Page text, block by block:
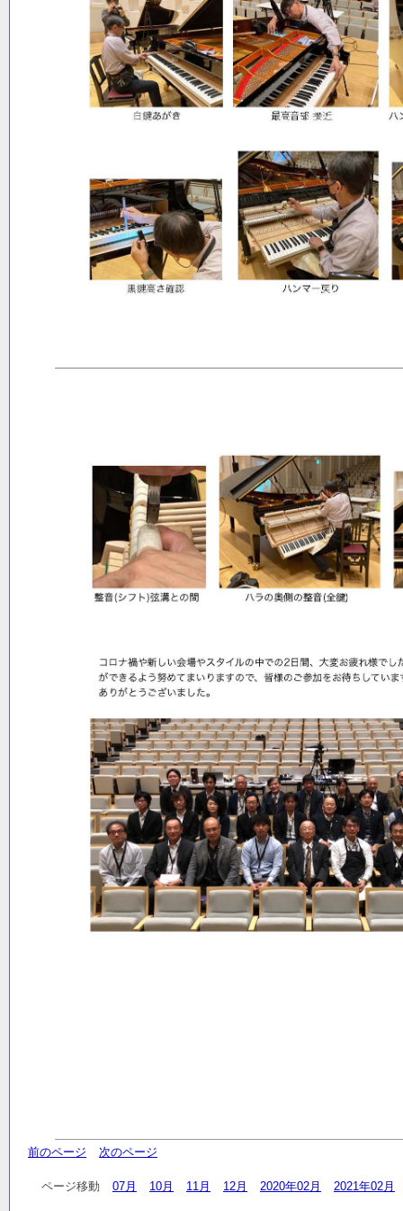
前のページ 次のページ
ページ移動 07月 10月 11月 12月 2020年02月 2021年02月